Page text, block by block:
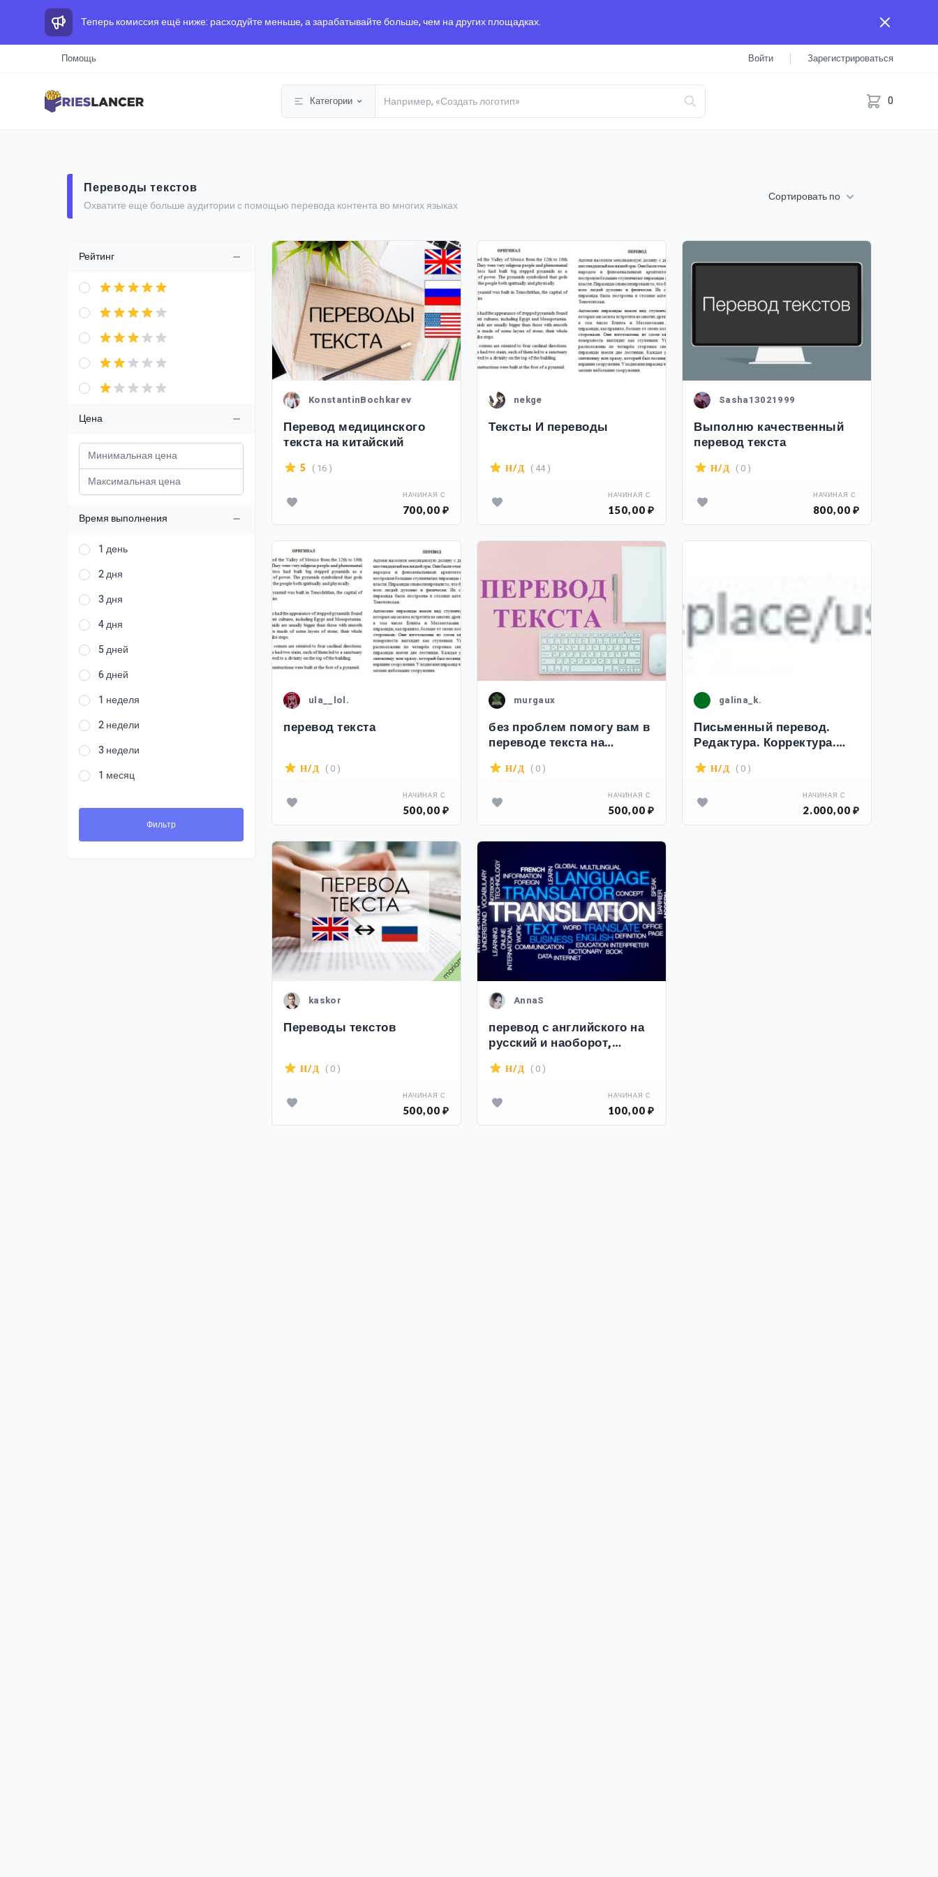
Теперь комиссия ещё ниже: расходуйте меньше, а зарабатывайте больше, чем на других площадках.
Помощь Войти Зарегистрироваться
Категории 0
Переводы текстов
Охватите еще больше аудитории с помощью перевода контента во многих языках
Сортировать по
Рейтинг
Цена
Время выполнения
1 день
2 дня
3 дня
4 дня
5 дней
6 дней
1 неделя
2 недели
3 недели
1 месяц
Фильтр
KonstantinBochkarev
Перевод медицинского
текста на китайский
5 ( 16 )
НАЧИНАЯ С
700,00 ₽
nekge
Тексты И переводы
Н/Д ( 44 )
НАЧИНАЯ С
150,00 ₽
Sasha13021999
Выполню качественный
перевод текста
Н/Д ( 0 )
НАЧИНАЯ С
800,00 ₽
ula__lol.
перевод текста
Н/Д ( 0 )
НАЧИНАЯ С
500,00 ₽
murgaux
без проблем помогу вам в
переводе текста на
русский или другой язык
Н/Д ( 0 )
НАЧИНАЯ С
500,00 ₽
galina_k.
Письменный перевод.
Редактура. Корректура.
Постредактура машинного
перевода.
Н/Д ( 0 )
НАЧИНАЯ С
2.000,00 ₽
kaskor
Переводы текстов
Н/Д ( 0 )
НАЧИНАЯ С
500,00 ₽
AnnaS
перевод с английского на
русский и наоборот,
бизнес-английский
Н/Д ( 0 )
НАЧИНАЯ С
100,00 ₽